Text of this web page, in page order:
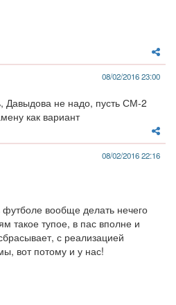
08/02/2016 23:00
Давыдова не надо, пусть СМ-2
как вариант
08/02/2016 22:16
футболе вообще делать нечего
такое тупое, в пас вполне и
с реализацией
вот потому и у нас!